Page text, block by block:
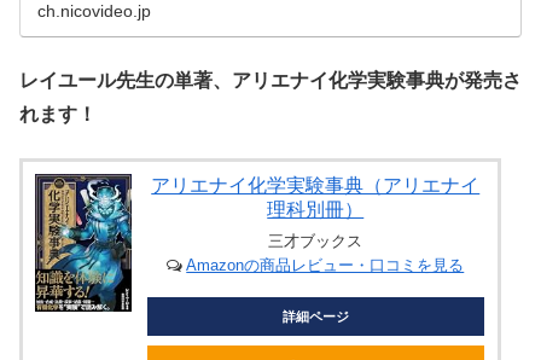
ch.nicovideo.jp
レイユール先生の単著、アリエナイ化学実験事典が発売さ
れます！
アリエナイ化学実験事典（アリエナイ
理科別冊）
三才ブックス
Amazonの商品レビュー・口コミを見る
詳細ページ